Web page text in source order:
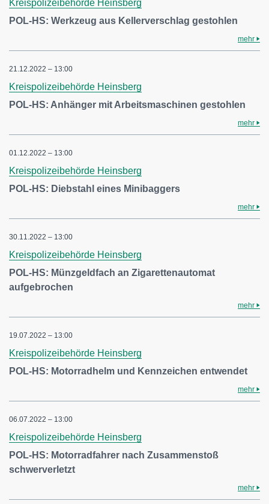
Kreispolizeibehörde Heinsberg
POL-HS: Werkzeug aus Kellerverschlag gestohlen
mehr
21.12.2022 – 13:00
Kreispolizeibehörde Heinsberg
POL-HS: Anhänger mit Arbeitsmaschinen gestohlen
mehr
01.12.2022 – 13:00
Kreispolizeibehörde Heinsberg
POL-HS: Diebstahl eines Minibaggers
mehr
30.11.2022 – 13:00
Kreispolizeibehörde Heinsberg
POL-HS: Münzgeldfach an Zigarettenautomat
aufgebrochen
mehr
19.07.2022 – 13:00
Kreispolizeibehörde Heinsberg
POL-HS: Motorradhelm und Kennzeichen entwendet
mehr
06.07.2022 – 13:00
Kreispolizeibehörde Heinsberg
POL-HS: Motorradfahrer nach Zusammenstoß
schwerverletzt
mehr